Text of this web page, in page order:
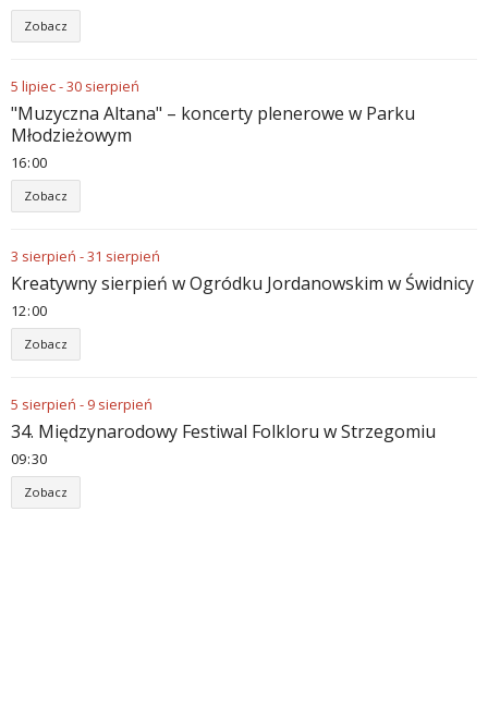
Zobacz
5 lipiec-30 sierpień
"Muzyczna Altana" – koncerty plenerowe w Parku
Młodzieżowym
16:00
Zobacz
3 sierpień -31 sierpień
Kreatywny sierpień w Ogródku Jordanowskim w Świdnicy
12:00
Zobacz
5 sierpień - 9 sierpień
34. Międzynarodowy Festiwal Folkloru w Strzegomiu
09:30
Zobacz